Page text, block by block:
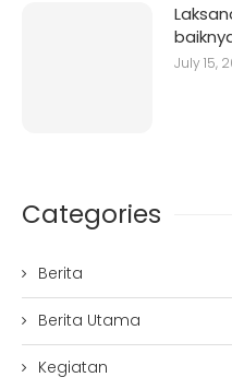
July 15,
Categories
Berita
Berita Utama
Kegiatan